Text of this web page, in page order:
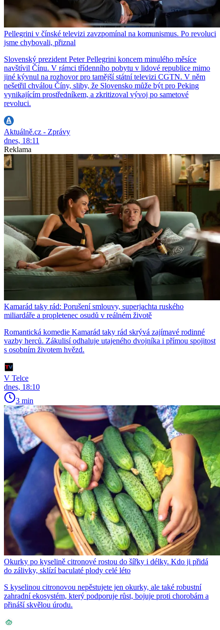
Pellegrini v čínské televizi zavzpomínal na komunismus. Po revoluci
jsme chybovali, přiznal
Slovenský prezident Peter Pellegrini koncem minulého měsíce
navštívil Čínu. V rámci třídenního pobytu v lidové republice mimo
jiné kývnul na rozhovor pro tamější státní televizi CGTN. V něm
nešetřil chválou Číny, sliby, že Slovensko může být pro Peking
vynikajícím prostředníkem, a zkritizoval vývoj po sametové
revoluci.
Aktuálně.cz - Zprávy
dnes, 18:11
Reklama
Kamarád taky rád: Porušení smlouvy, superjachta ruského
miliardáře a propletenec osudů v reálném životě
Romantická komedie Kamarád taky rád skrývá zajímavé rodinné
vazby herců. Zákulisí odhaluje utajeného dvojníka i přímou spojitost
s osobním životem hvězd.
V Telce
dnes, 18:10
3 min
Okurky po kyselině citronové rostou do šířky i délky. Kdo ji přidá
do zálivky, sklízí baculaté plody celé léto
S kyselinou citronovou nepěstujete jen okurky, ale také robustní
zahradní ekosystém, který podporuje růst, bojuje proti chorobám a
přináší skvělou úrodu.